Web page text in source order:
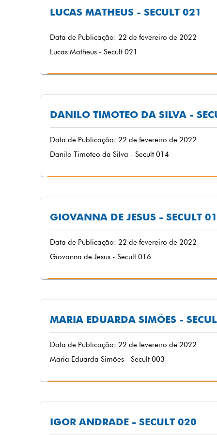
LUCAS MATHEUS - SECULT 021
Data de Publicação: 22 de fevereiro de 2022
Lucas Matheus - Secult 021
DANILO TIMOTEO DA SILVA -
Data de Publicação: 22 de fevereiro de 2022
Danilo Timoteo da Silva - Secult 014
GIOVANNA DE JESUS - SECULT
Data de Publicação: 22 de fevereiro de 2022
Giovanna de Jesus - Secult 016
MARIA EDUARDA SIMÕES -
Data de Publicação: 22 de fevereiro de 2022
Maria Eduarda Simões - Secult 003
IGOR ANDRADE - SECULT 020